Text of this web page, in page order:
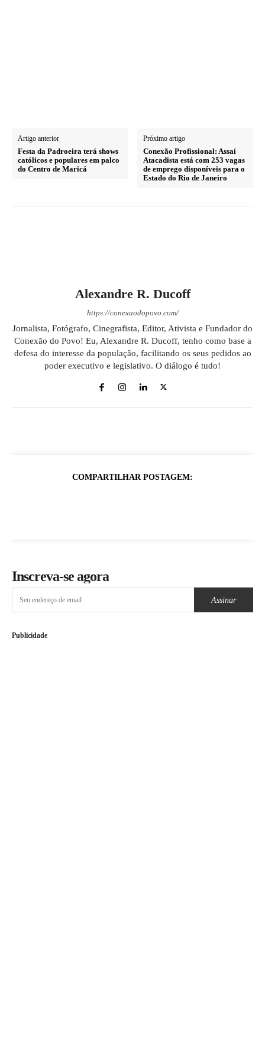
Artigo anterior
Festa da Padroeira terá shows
católicos e populares em palco
do Centro de Maricá
Próximo artigo
Conexão Profissional: Assaí
Atacadista está com 253 vagas
de emprego disponíveis para o
Estado do Rio de Janeiro
Alexandre R. Ducoff
https://conexaodopovo.com/
Jornalista, Fotógrafo, Cinegrafista, Editor, Ativista e Fundador do
Conexão do Povo! Eu, Alexandre R. Ducoff, tenho como base a
defesa do interesse da população, facilitando os seus pedidos ao
poder executivo e legislativo. O diálogo é tudo!
COMPARTILHAR POSTAGEM:
Inscreva-se agora
Assinar
Publicidade